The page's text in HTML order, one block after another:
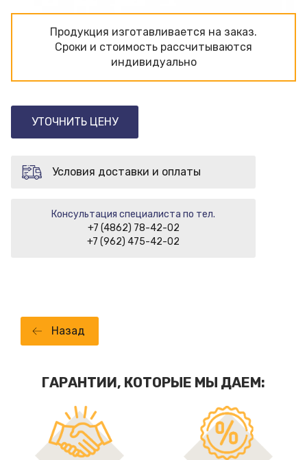
Продукция изготавливаeтся на заказ.
Сроки и стоимость рассчитываются
индивидуально
УТОЧНИТЬ ЦЕНУ
Условия доставки и оплаты
Консультация специалиста по тел.
+7 (4862) 78-42-02
+7 (962) 475-42-02
Назад
ГАРАНТИИ, КОТОРЫЕ МЫ ДАЕМ: